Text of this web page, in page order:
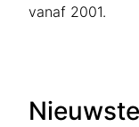
vanaf 2001.